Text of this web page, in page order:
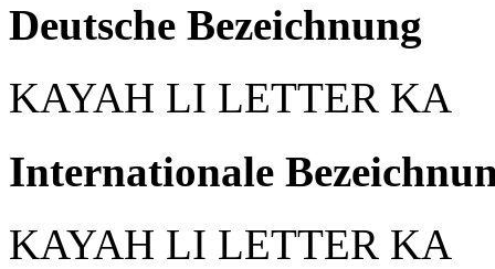
Deutsche Bezeichnung
KAYAH LI LETTER KA
Internationale
KAYAH LI LETTER KA